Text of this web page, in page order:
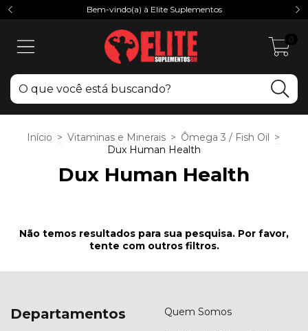
Bem-vindo(a) à Elite Suplementos
0
Início > Vitaminas e Minerais > Ômega 3 / Fish Oil >
Dux Human Health
Dux Human Health
Não temos resultados para sua pesquisa. Por favor,
tente com outros filtros.
Departamentos Quem Somos